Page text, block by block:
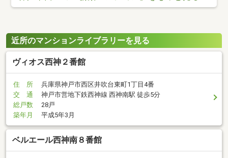
近所のマンションライブラリーを見る
ヴィオス西神２番館
住 所
兵庫県神戸市西区井吹台東町1丁目4番
交 通
神戸市営地下鉄西神線 西神南駅 徒歩5分
総戸数
28戸
築年月
平成5年3月
ベルエール西神南８番館